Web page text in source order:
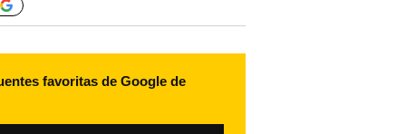
favoritas de Google de